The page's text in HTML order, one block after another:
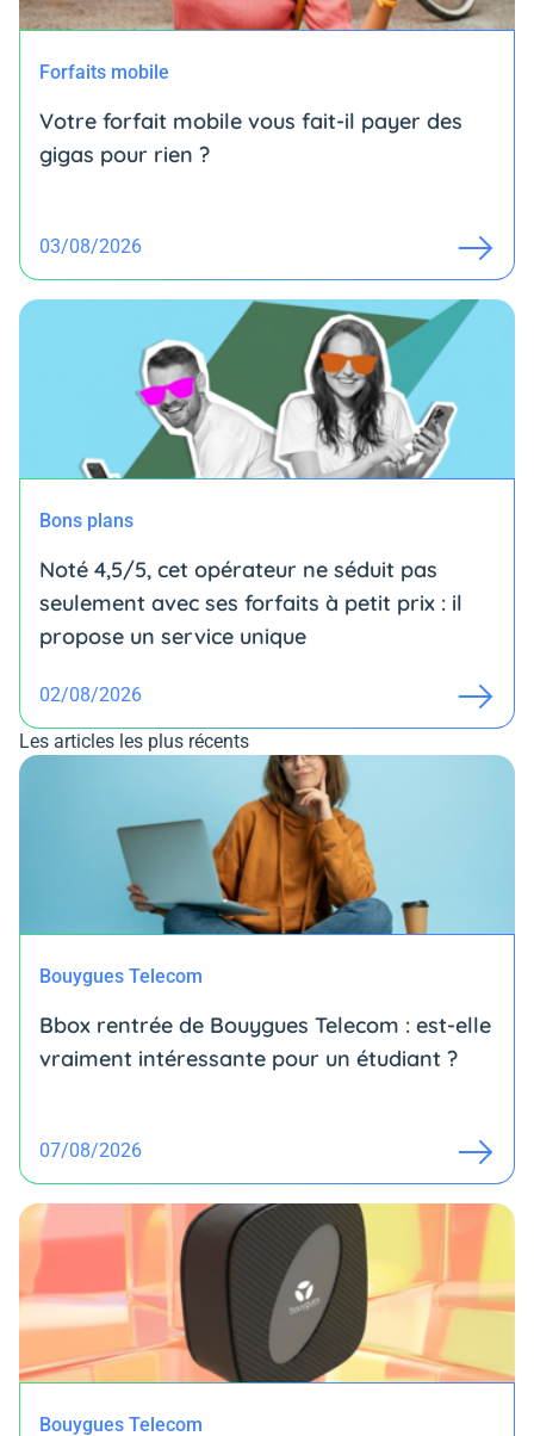
Forfaits mobile
Votre forfait mobile vous fait-il payer des
gigas pour rien ?
03/08/2026
Bons plans
Noté 4,5/5, cet opérateur ne séduit pas
seulement avec ses forfaits à petit prix : il
propose un service unique
02/08/2026
Les articles les plus récents
Bouygues Telecom
Bbox rentrée de Bouygues Telecom : est-elle
vraiment intéressante pour un étudiant ?
07/08/2026
Bouygues Telecom